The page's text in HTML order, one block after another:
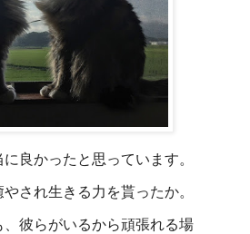
良かったと思っています。
され生きる力を貰ったか。
、彼らがいるから頑張れる場